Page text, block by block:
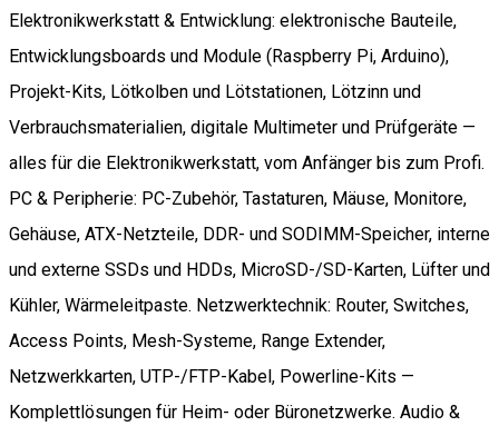
Elektronikwerkstatt & Entwicklung: elektronische Bauteile,
Entwicklungsboards und Module (Raspberry Pi, Arduino),
Projekt-Kits, Lötkolben und Lötstationen, Lötzinn und
Verbrauchsmaterialien, digitale Multimeter und Prüfgeräte —
alles für die Elektronikwerkstatt, vom Anfänger bis zum Profi.
PC & Peripherie: PC-Zubehör, Tastaturen, Mäuse, Monitore,
Gehäuse, ATX-Netzteile, DDR- und SODIMM-Speicher, interne
und externe SSDs und HDDs, MicroSD-/SD-Karten, Lüfter und
Kühler, Wärmeleitpaste. Netzwerktechnik: Router, Switches,
Access Points, Mesh-Systeme, Range Extender,
Netzwerkkarten, UTP-/FTP-Kabel, Powerline-Kits —
Komplettlösungen für Heim- oder Büronetzwerke. Audio &